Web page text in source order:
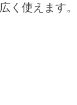
く使えます。